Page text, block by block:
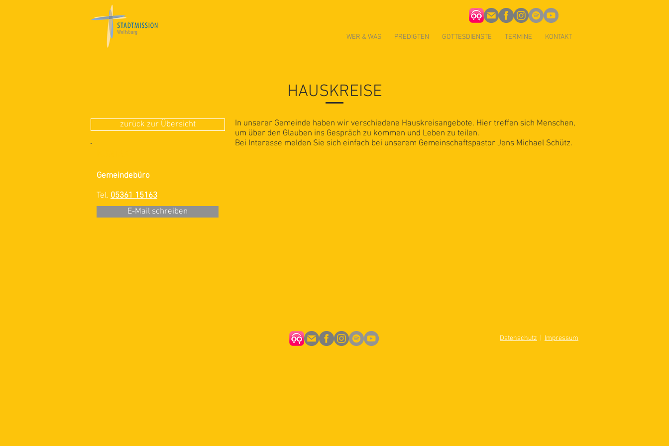
WER & WAS PREDIGTEN GOTTESDIENSTE TERMINE KONTAKT
HAUSKREISE
zurück zur Übersicht
Gemeindebüro
Tel. 0536115163
E-Mail schreiben
In unserer Gemeinde haben wir verschiedene Hauskreisangebote. Hier treffen sich Menschen,
um über den Glauben ins Gespräch zu kommen und Leben zu teilen.
Bei Interesse melden Sie sich einfach bei unserem Gemeinschaftspastor Jens Michael Schütz.
Datenschutz Impressum